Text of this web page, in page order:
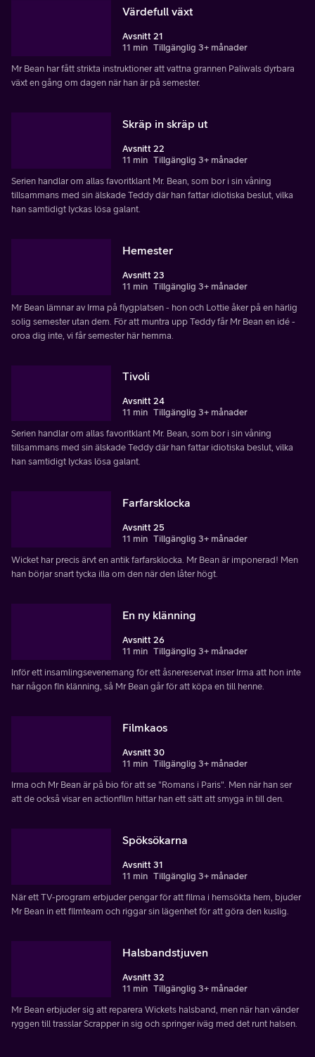
Värdefull växt
Avsnitt 21
11 min Tillgänglig 3+ månader
Mr Bean har fått strikta instruktioner att vattna grannen Paliwals dyrbara
växt en gång om dagen när han är på semester.
Skräp in skräp ut
Avsnitt 22
11 min Tillgänglig 3+ månader
Serien handlar om allas favoritklant Mr. Bean, som bor i sin våning
tillsammans med sin älskade Teddy där han fattar idiotiska beslut, vilka
han samtidigt lyckas lösa galant.
Hemester
Avsnitt 23
11 min Tillgänglig 3+ månader
Mr Bean lämnar av Irma på flygplatsen - hon och Lottie åker på en härlig
solig semester utan dem. För att muntra upp Teddy får Mr Bean en idé -
oroa dig inte, vi får semester här hemma.
Tivoli
Avsnitt 24
11 min Tillgänglig 3+ månader
Serien handlar om allas favoritklant Mr. Bean, som bor i sin våning
tillsammans med sin älskade Teddy där han fattar idiotiska beslut, vilka
han samtidigt lyckas lösa galant.
Farfarsklocka
Avsnitt 25
11 min Tillgänglig 3+ månader
Wicket har precis ärvt en antik farfarsklocka. Mr Bean är imponerad! Men
han börjar snart tycka illa om den när den låter högt.
En ny klänning
Avsnitt 26
11 min Tillgänglig 3+ månader
Inför ett insamlingsevenemang för ett åsnereservat inser Irma att hon inte
har någon fin klänning, så Mr Bean går för att köpa en till henne.
Filmkaos
Avsnitt 30
11 min Tillgänglig 3+ månader
Irma och Mr Bean är på bio för att se "Romans i Paris". Men när han ser
att de också visar en actionfilm hittar han ett sätt att smyga in till den.
Spöksökarna
Avsnitt 31
11 min Tillgänglig 3+ månader
När ett TV-program erbjuder pengar för att filma i hemsökta hem, bjuder
Mr Bean in ett filmteam och riggar sin lägenhet för att göra den kuslig.
Halsbandstjuven
Avsnitt 32
11 min Tillgänglig 3+ månader
Mr Bean erbjuder sig att reparera Wickets halsband, men när han vänder
ryggen till trasslar Scrapper in sig och springer iväg med det runt halsen.